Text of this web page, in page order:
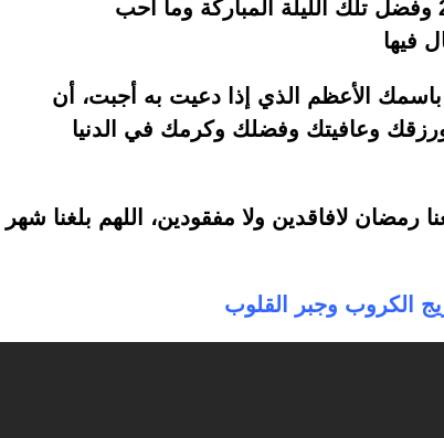
باسمك الأعظم الذي إذا دعيت به أجبت، أن
وعافيتك وفضلك وكرمك في الدنيا
رمضان لافاقدين ولا مفقودين، اللهم بلغنا شهر
الكروب وجبر القلوب